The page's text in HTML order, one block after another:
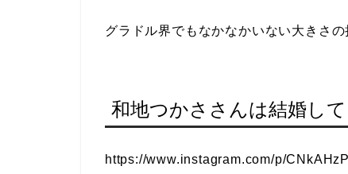
グラドル界でもなかなかいない大きさの
和地つかささんは結婚して
https://www.instagram.com/p/